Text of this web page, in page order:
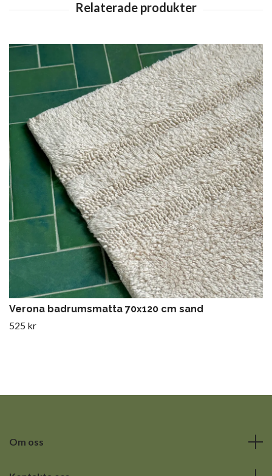
Verona badrumsmatta 70x120 cm sand
525 kr
Om oss